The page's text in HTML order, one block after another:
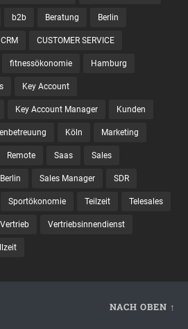
b2b Beratung Berlin
CRM CUSTOMER SERVICE
fitnessökonomie Hamburg
Key Account
Key Account Manager Kunden
Köln Marketing
Remote Saas Sales
Sales Manager SDR
Sportökonomie Teilzeit Telesales
Vertrieb Vertriebsinnendienst
NACH OBEN ↑